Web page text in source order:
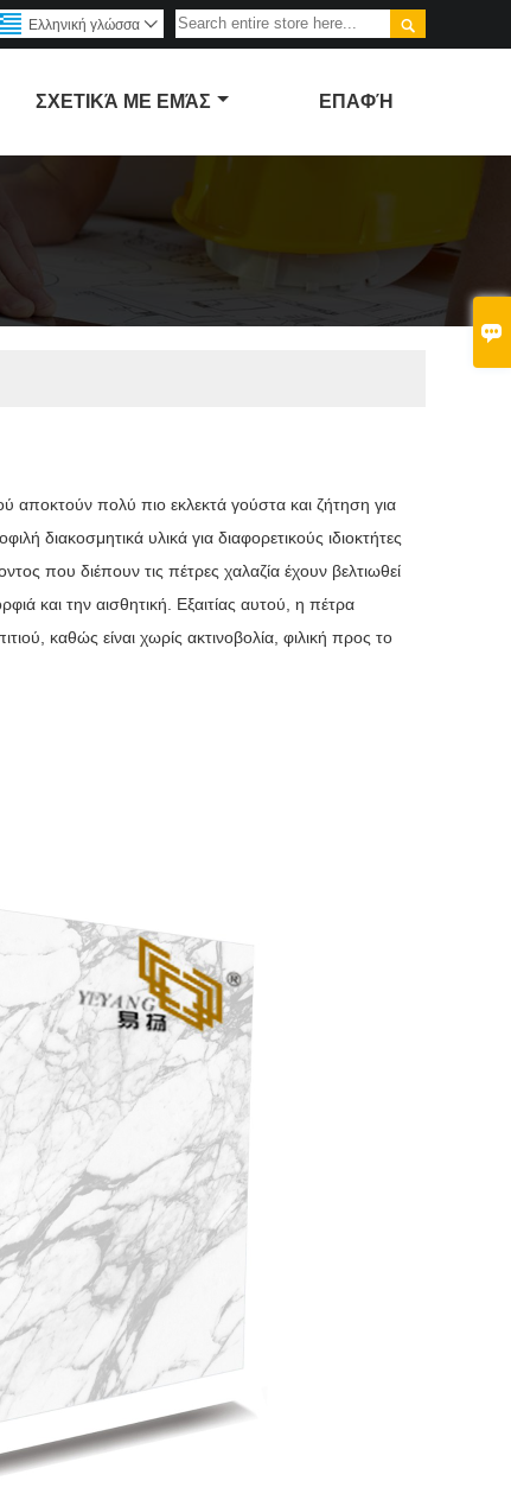


Ελληνική γλώσσα 
ΣΧΕΤΙΚΆ ΜΕ ΕΜΆΣ ΕΠΑΦΉ
αποκτούν πολύ πιο εκλεκτά γούστα και ζήτηση για
διακοσμητικά υλικά για διαφορετικούς ιδιοκτήτες
που διέπουν τις πέτρες χαλαζία έχουν βελτιωθεί
και την αισθητική. Εξαιτίας αυτού, η πέτρα
καθώς είναι χωρίς ακτινοβολία, φιλική προς το